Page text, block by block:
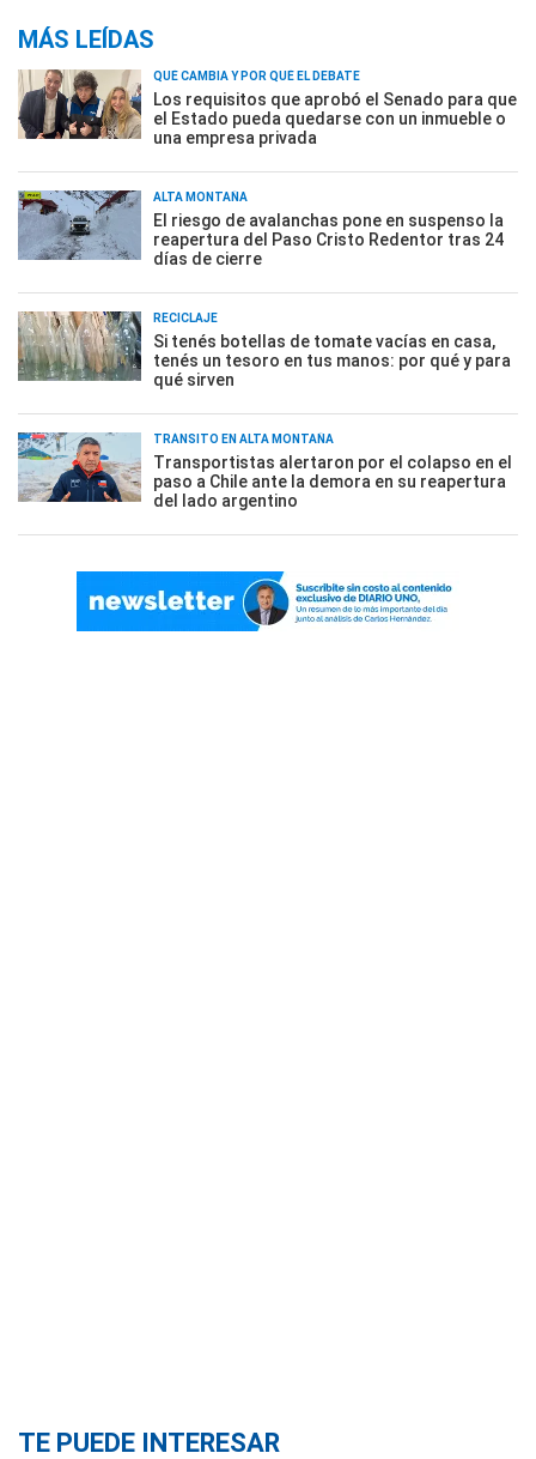
MÁS LEÍDAS
QUÉ CAMBIA Y POR QUÉ EL DEBATE
Los requisitos que aprobó el Senado para que
el Estado pueda quedarse con un inmueble o
una empresa privada
ALTA MONTAÑA
El riesgo de avalanchas pone en suspenso la
reapertura del Paso Cristo Redentor tras 24
días de cierre
RECICLAJE
Si tenés botellas de tomate vacías en casa,
tenés un tesoro en tus manos: por qué y para
qué sirven
TRÁNSITO EN ALTA MONTAÑA
Transportistas alertaron por el colapso en el
paso a Chile ante la demora en su reapertura
del lado argentino
TE PUEDE INTERESAR